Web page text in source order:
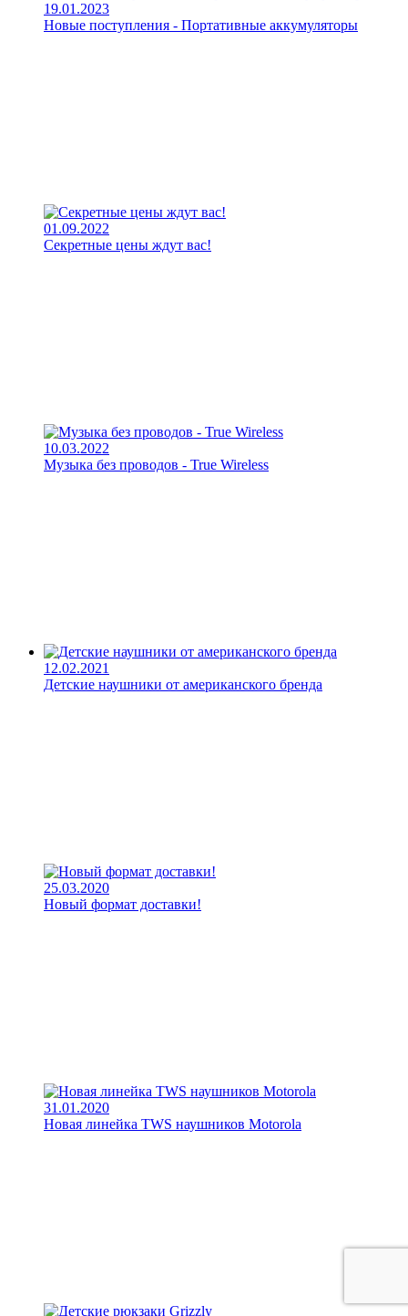
19.01.2023
Новые поступления - Портативные аккумуляторы
01.09.2022
Секретные цены ждут вас!
10.03.2022
Музыка без проводов - True Wireless
12.02.2021
Детские наушники от американского бренда
25.03.2020
Новый формат доставки!
31.01.2020
Новая линейка TWS наушников Motorola